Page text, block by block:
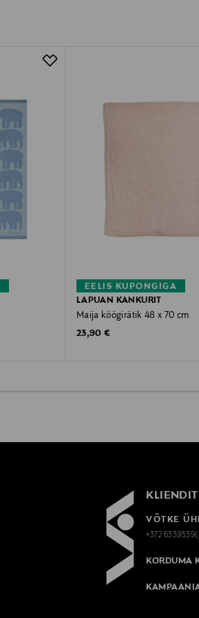
EELIS KUPONGIGA
LAPUAN KANKURIT
Maija köögirätik 48 x 70 cm
Original Price
23,90 €
VÕTKE
+372
KORDUMA